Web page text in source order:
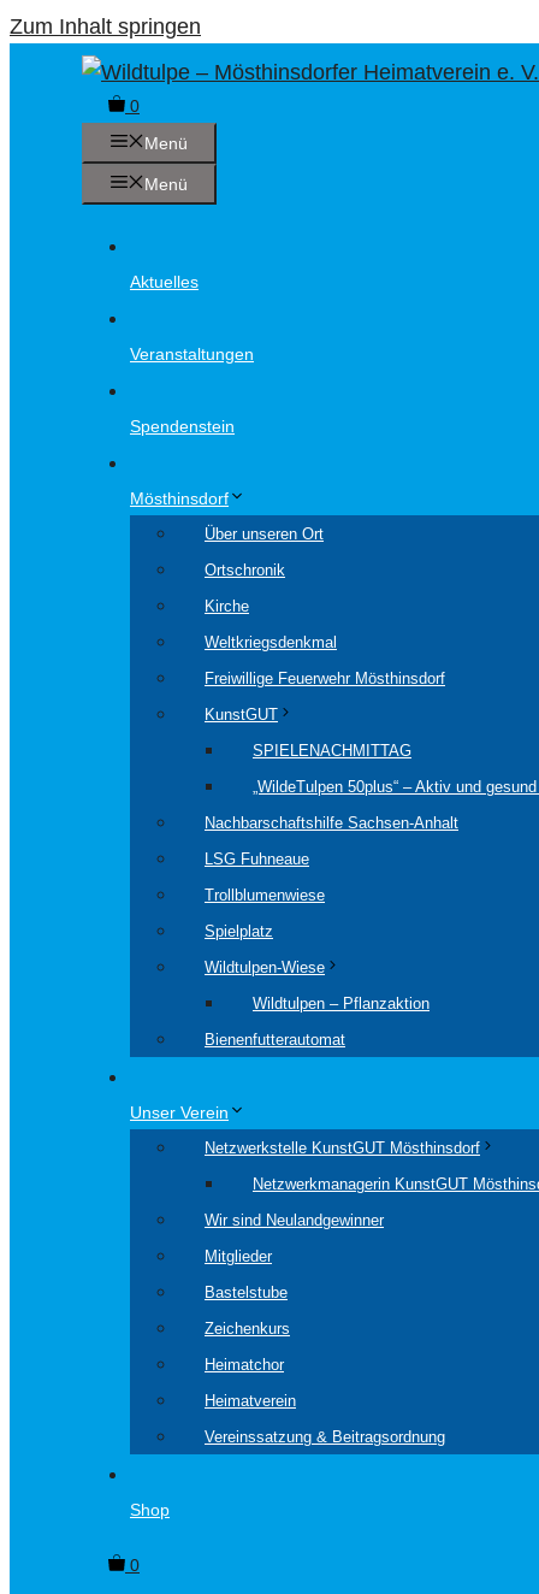
Zum Inhalt springen
0
Menü
Menü
Aktuelles
Veranstaltungen
Spendenstein
Mösthinsdorf
Über unseren Ort
Ortschronik
Kirche
Weltkriegsdenkmal
Freiwillige Feuerwehr Mösthinsdorf
KunstGUT
SPIELENACHMITTAG
„WildeTulpen 50plus“ – Aktiv und
Nachbarschaftshilfe Sachsen-Anhalt
LSG Fuhneaue
Trollblumenwiese
Spielplatz
Wildtulpen-Wiese
Wildtulpen – Pflanzaktion
Bienenfutterautomat
Unser Verein
Netzwerkstelle KunstGUT Mösthinsdorf
Netzwerkmanagerin KunstGUT
Wir sind Neulandgewinner
Mitglieder
Bastelstube
Zeichenkurs
Heimatchor
Heimatverein
Vereinssatzung & Beitragsordnung
Shop
0